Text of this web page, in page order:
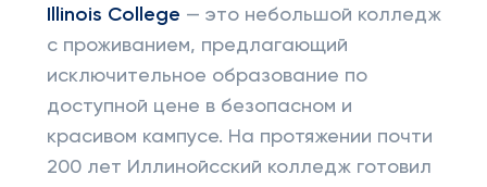
Illinois College — это небольшой колледж
с проживанием, предлагающий
исключительное образование по
доступной цене в безопасном и
красивом кампусе. На протяжении почти
200 лет Иллинойсский колледж готовил